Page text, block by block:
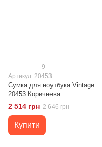
9
Артикул: 20453
Сумка для ноутбука Vintage
20453 Коричнева
2 514 грн 2 646 грн
Купити